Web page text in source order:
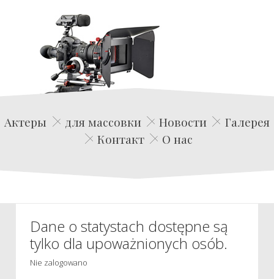
Edwin Film Agencja Aktorska
Актеры для массовки Новости
Галерея
Контакт
О нас
Dane o statystach dostępne są
tylko dla upoważnionych osób.
Nie zalogowano